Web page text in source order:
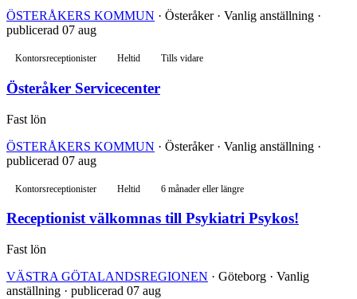
ÖSTERÅKERS KOMMUN · Österåker · Vanlig anställning ·
publicerad 07 aug
Kontorsreceptionister Heltid Tills vidare
Österåker Servicecenter
Fast lön
ÖSTERÅKERS KOMMUN · Österåker · Vanlig anställning ·
publicerad 07 aug
Kontorsreceptionister Heltid 6 månader eller längre
Receptionist välkomnas till Psykiatri Psykos!
Fast lön
VÄSTRA GÖTALANDSREGIONEN · Göteborg · Vanlig
anställning · publicerad 07 aug